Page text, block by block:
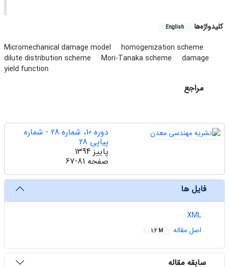
کلیدواژه‌ها English
Micromechanical damage model
homogenization scheme
dilute distribution scheme
Mori-Tanaka scheme
damage
yield function
مراجع
دوره 10، شماره 28 - شماره
پیاپی 28
پاییز 1394
صفحه 67-81
فایل ها
XML
اصل مقاله
1.2 M
سابقه مقاله